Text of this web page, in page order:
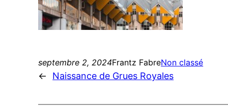
septembre 2, 2024Frantz FabreNon classé
← Naissance de Grues Royales